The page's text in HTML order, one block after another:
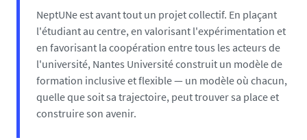
NeptUNe est avant tout un projet collectif. En plaçant
l'étudiant au centre, en valorisant l'expérimentation et
en favorisant la coopération entre tous les acteurs de
l'université, Nantes Université construit un modèle de
formation inclusive et flexible — un modèle où chacun,
quelle que soit sa trajectoire, peut trouver sa place et
construire son avenir.